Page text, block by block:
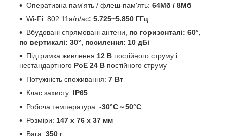
Оперативна пам'ять / флеш-пам'ять: 64Мб / 8Мб
Wi-Fi: 802.11a/n/ac: 5.725~5.850 ГГц
Вбудовані спрямовані антени,
по горизонталі: 60°,
по вертикалі: 30°, посилення: 10 дБі
Підтримка живлення 12 В постійного струму і
нестандартного PoE 24 В постійного струму
Потужність споживання: 7 Вт
Клас захисту: IP65
Робоча температура: -30°C～50°C
Розміри: 147 x 76 x 37 мм
Вага: 350 г